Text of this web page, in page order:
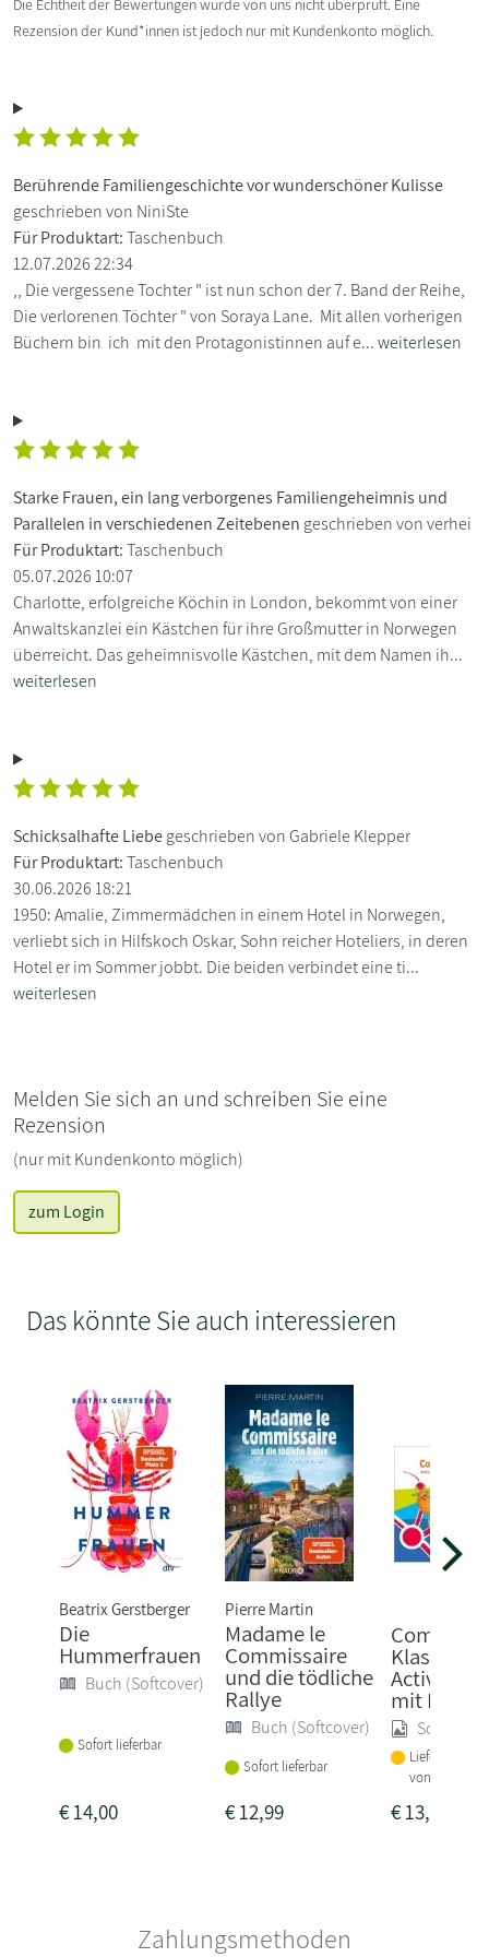
Die Echtheit der Bewertungen wurde von uns nicht überprüft. Eine
Rezension der Kund*innen ist jedoch nur mit Kundenkonto möglich.
Berührende Familiengeschichte vor wunderschöner Kulisse
geschrieben von NiniSte
Für Produktart:Taschenbuch
12.07.2026 22:34
,, Die vergessene Tochter " ist nun schon der 7. Band der Reihe,
Die verlorenen Töchter " von Soraya Lane. Mit allen vorherigen
Büchern bin ich mit den Protagonistinnen auf e...weiterlesen
Starke Frauen, ein lang verborgenes Familiengeheimnis und
Parallelen in verschiedenen Zeitebenen geschrieben von verhei
Für Produktart:Taschenbuch
05.07.2026 10:07
Charlotte, erfolgreiche Köchin in London, bekommt von einer
Anwaltskanzlei ein Kästchen für ihre Großmutter in Norwegen
überreicht. Das geheimnisvolle Kästchen, mit dem Namen ih...
weiterlesen
Schicksalhafte Liebegeschrieben von Gabriele Klepper
Für Produktart:Taschenbuch
30.06.2026 18:21
1950: Amalie, Zimmermädchen in einem Hotel in Norwegen,
verliebt sich in Hilfskoch Oskar, Sohn reicher Hoteliers, in deren
Hotel er im Sommer jobbt. Die beiden verbindet eine ti...
weiterlesen
Melden Sie sich an und schreiben Sie eine
Rezension
(nur mit Kundenkonto möglich)
zum Login
Das könnte Sie auch interessieren
Beatrix Gerstberger
Die
Hummerfrauen
Buch (Softcover)
Sofort lieferbar
€14,00
Pierre Martin
Madame le
Commissaire
und die tödliche
Rallye
Buch (Softcover)
Sofort lieferbar
€12,99
Come in
Klasse 3.
Activity
mit M...
Sonstige
Lieferbar
von 1-2
€13,95
Zahlungsmethoden